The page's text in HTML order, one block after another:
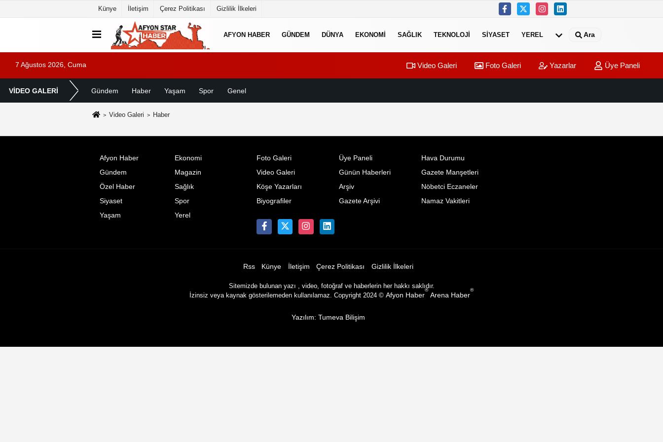
Künye İletişim Çerez Politikası Gizlilik İlkeleri
AFYON HABER GÜNDEM DÜNYA EKONOMI SAĞLIK TEKNOLOJI SIYASET YEREL Ara
7 Ağustos 2026, Cuma Video Galeri Foto Galeri Yazarlar Üye Paneli
VİDEO GALERİ Gündem Haber Yaşam Spor Genel
Video Galeri Haber
Afyon Haber
Ekonomi
Gündem
Magazin
Özel Haber
Sağlık
Siyaset
Spor
Yaşam
Yerel
Foto Galeri
Video Galeri
Köşe Yazarları
Biyografiler
Üye Paneli
Günün Haberleri
Arşiv
Gazete Arşivi
Hava Durumu
Gazete Manşetleri
Nöbetci Eczaneler
Namaz Vakitleri
Rss Künye İletişim Çerez Politikası Gizlilik İlkeleri
Sitemizde bulunan yazı , video, fotoğraf ve haberlerin her hakkı saklıdır.
İzinsiz veya kaynak gösterilemeden kullanılamaz. Copyright 2024 © Afyon Haber
®
Arena Haber
®
Yazılım: Tumeva Bilişim